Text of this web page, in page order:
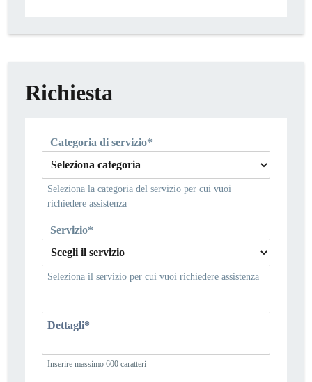
Richiesta
Categoria di servizio*
Seleziona la categoria del servizio per cui vuoi
richiedere assistenza
Servizio*
Seleziona il servizio per cui vuoi richiedere assistenza
Dettagli*
Inserire massimo 600 caratteri